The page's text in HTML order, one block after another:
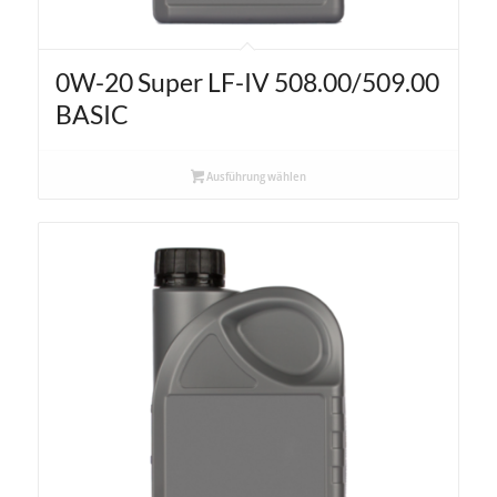
0W-20 Super LF-IV 508.00/509.00
BASIC
Ausführung wählen